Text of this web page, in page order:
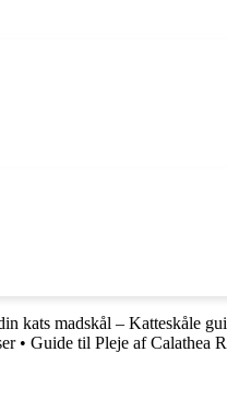
kats madskål – Katteskåle
• Guide til Pleje af Calathea